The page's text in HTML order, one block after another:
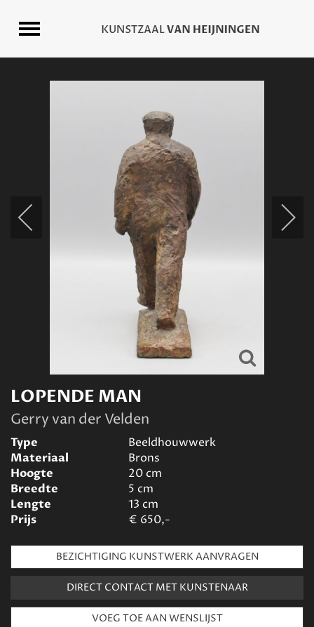
LOPENDE MAN
Gerry van der Velden
Type
Beeldhouwwerk
Materiaal
Brons
Hoogte
20cm
Breedte
5 cm
Lengte
13 cm
Prijs
€ 650,-
BEZICHTIGING KUNSTWERK AANVRAGEN
DIRECT CONTACT MET KUNSTENAAR